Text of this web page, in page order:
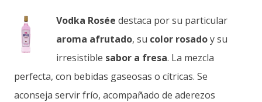
Vodka Rosée destaca por su particular
aroma afrutado, su color rosadoy su
irresistible sabor a fresa. La mezcla
perfecta, con bebidas gaseosas o cítricas. Se
aconseja servir frío, acompañado de aderezos